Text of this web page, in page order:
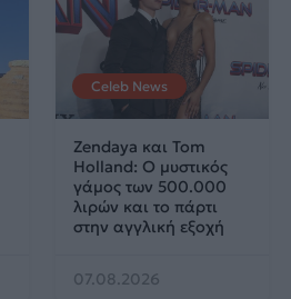
Celeb News
Zendaya και Tom
Holland: Ο μυστικός
γάμος των 500.000
λιρών και το πάρτι
στην αγγλική εξοχή
07.08.2026